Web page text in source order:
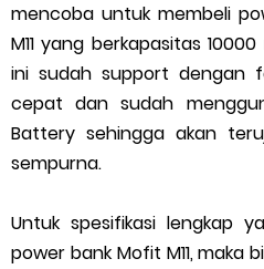
mencoba untuk membeli
M11 yang berkapasitas
ini sudah support dengan
cepat dan sudah
Battery sehingga akan
sempurna.
Untuk spesifikasi lengkap
power bank Mofit M11, maka